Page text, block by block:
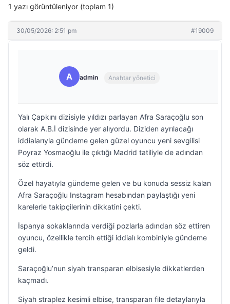
1 yazı görüntüleniyor (toplam 1)
30/05/2026: 2:51 pm #19009
A admin Anahtar yönetici
Yalı Çapkını dizisiyle yıldızı parlayan Afra Saraçoğlu son
olarak A.B.İ dizisinde yer alıyordu. Diziden ayrılacağı
iddialarıyla gündeme gelen güzel oyuncu yeni sevgilisi
Poyraz Yosmaoğlu ile çıktığı Madrid tatiliyle de adından
söz ettirdi.
Özel hayatıyla gündeme gelen ve bu konuda sessiz kalan
Afra Saraçoğlu Instagram hesabından paylaştığı yeni
karelerle takipçilerinin dikkatini çekti.
İspanya sokaklarında verdiği pozlarla adından söz ettiren
oyuncu, özellikle tercih ettiği iddialı kombiniyle gündeme
geldi.
Saraçoğlu’nun siyah transparan elbisesiyle dikkatlerden
kaçmadı.
Siyah straplez kesimli elbise, transparan file detaylarıyla